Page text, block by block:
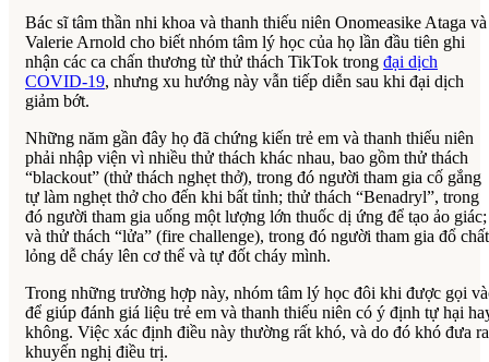
Bác sĩ tâm thần nhi khoa và thanh thiếu niên Onomeasike Ataga và
Valerie Arnold cho biết nhóm tâm lý học của họ lần đầu tiên ghi
nhận các ca chấn thương từ thử thách TikTok trong đại dịch
COVID-19, nhưng xu hướng này vẫn tiếp diễn sau khi đại dịch
giảm bớt.
Những năm gần đây họ đã chứng kiến trẻ em và thanh thiếu niên
phải nhập viện vì nhiều thử thách khác nhau, bao gồm thử thách
“blackout” (thử thách nghẹt thở), trong đó người tham gia cố gắng
tự làm nghẹt thở cho đến khi bất tỉnh; thử thách “Benadryl”, trong
đó người tham gia uống một lượng lớn thuốc dị ứng để tạo ảo giác;
và thử thách “lửa” (fire challenge), trong đó người tham gia đổ chất
lỏng dễ cháy lên cơ thể và tự đốt cháy mình.
Trong những trường hợp này, nhóm tâm lý học đôi khi được gọi
để giúp đánh giá liệu trẻ em và thanh thiếu niên có ý định tự hại
không. Việc xác định điều này thường rất khó, và do đó khó đưa ra
khuyến nghị điều trị.